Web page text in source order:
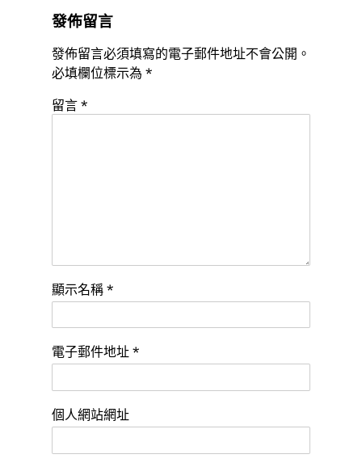
發佈留言
發佈留言必須填寫的電子郵件地址不會公開。
必填欄位標示為 *
留言 *
顯示名稱 *
電子郵件地址 *
個人網站網址